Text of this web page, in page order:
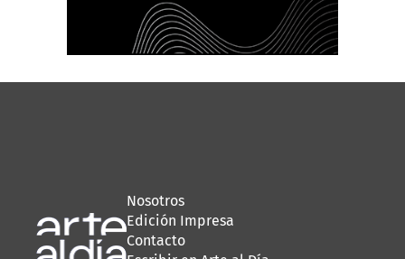
Nosotros
Edición Impresa
Contacto